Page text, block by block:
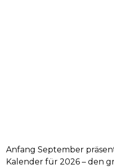
Anfang September
Kalender für 2026 – den